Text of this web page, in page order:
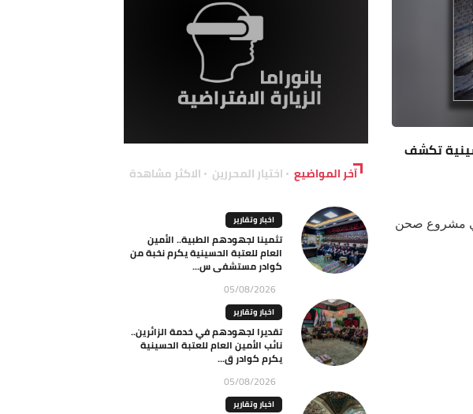
تكشف
في مشروع صحن
آخر المواضيع اختيار المحررين الاكثر مشاهدة
اخبار وتقارير
تثمينا لجهودهم الطبية.. الأمين
العام للعتبة الحسينية يكرم نخبة من
كوادر مستشفى س...
05/08/2026
اخبار وتقارير
تقديرا لجهودهم في خدمة الزائرين..
نائب الأمين العام للعتبة الحسينية
يكرم كوادر ق...
05/08/2026
اخبار وتقارير